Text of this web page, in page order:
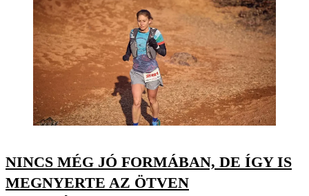
NINCS MÉG JÓ FORMÁBAN, DE ÍGY IS
MEGNYERTE AZ ÖTVEN